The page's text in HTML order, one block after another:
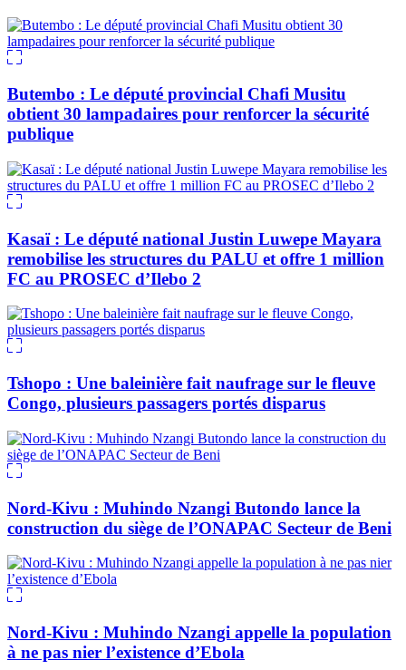
Butembo : Le député provincial Chafi Musitu
obtient 30 lampadaires pour renforcer la sécurité
publique
Kasaï : Le député national Justin Luwepe Mayara
remobilise les structures du PALU et offre 1 million
FC au PROSEC d’Ilebo 2
Tshopo : Une baleinière fait naufrage sur le fleuve
Congo, plusieurs passagers portés disparus
Nord-Kivu : Muhindo Nzangi Butondo lance la
construction du siège de l’ONAPAC Secteur de Beni
Nord-Kivu : Muhindo Nzangi appelle la population
à ne pas nier l’existence d’Ebola